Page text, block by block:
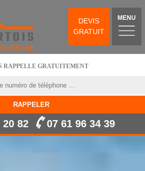
DEVIS
GRATUIT
MENU
RAPPELLE GRATUITEMENT
20 82 07 61 96 34 39